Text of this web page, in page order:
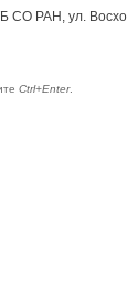
СО РАН, ул.
Ctrl+Enter.